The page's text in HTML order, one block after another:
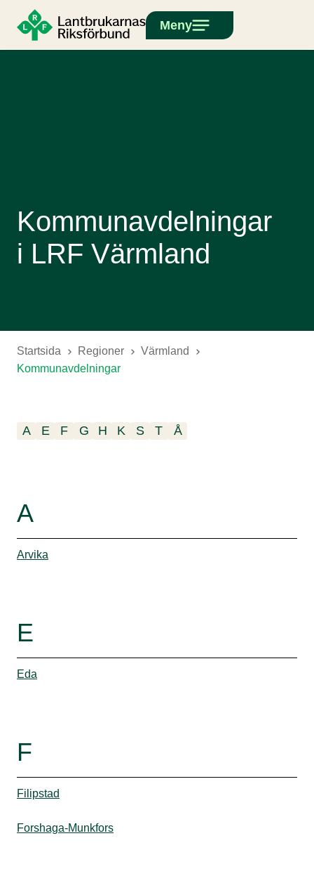
Meny
Kommunavdelningar
i LRF Värmland
Startsida Regioner
Värmland
Kommunavdelningar
A E F G H K S T Å
A
Arvika
E
Eda
F
Filipstad
Forshaga-Munkfors